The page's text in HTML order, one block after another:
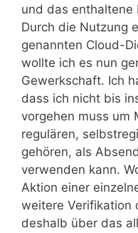
und das enthaltene
Durch die Nutzung
genannten Cloud-
wollte ich es nun
Gewerkschaft. Ich
dass ich nicht bis
vorgehen muss um
regulären,
gehören, als
verwenden kann.
Aktion einer
weitere Verifikation
deshalb über das